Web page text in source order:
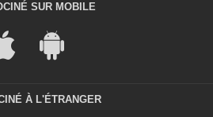
SUR MOBILE
À L'ÉTRANGER